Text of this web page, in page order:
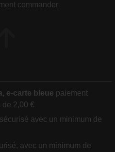
commander
e-carte bleue paiement
de 2,00 €
avec un minimum de
avec un minimum de